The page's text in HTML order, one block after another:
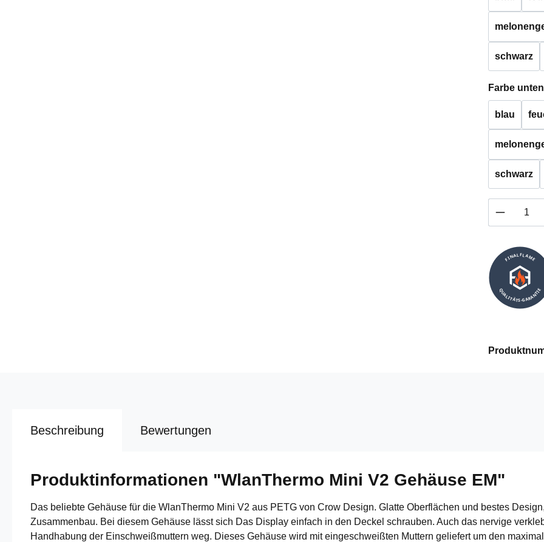
schwarz
Farbe unten
blau
schwarz
FINALFLAME
QUALITÄTS-GARANTIE
Beschreibung Bewertungen
Produktinformationen "WlanThermo Mini V2 Gehäuse EM"
Das beliebte Gehäuse für die WlanThermo Mini V2 aus PETG von Crow Design. Glatte Oberflächen und bestes
Zusammenbau. Bei diesem Gehäuse lässt sich Das Display einfach in den Deckel schrauben. Auch das nervige
Handhabung der Einschweißmuttern weg. Dieses Gehäuse wird mit eingeschweißten Muttern geliefert um den